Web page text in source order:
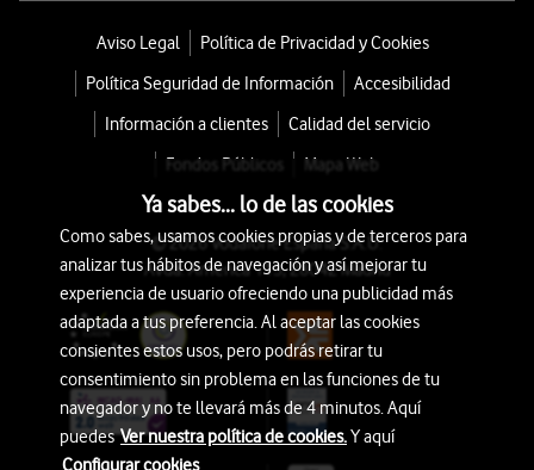
Aviso Legal
Política de Privacidad y Cookies
Política Seguridad de Información
Accesibilidad
Información a clientes
Calidad del servicio
Fondos Públicos
Mapa Web
© 2026 Vodafone España S.A.U.
Avda. América 115, 28042 Madrid
Ya sabes... lo de las cookies
Como sabes, usamos cookies propias y de terceros para
analizar tus hábitos de navegación y así mejorar tu
experiencia de usuario ofreciendo una publicidad más
adaptada a tus preferencia. Al aceptar las cookies
consientes estos usos, pero podrás retirar tu
consentimiento sin problema en las funciones de tu
navegador y no te llevará más de 4 minutos. Aquí
puedesVer nuestra política de cookies.Y aquí
Configurar cookies